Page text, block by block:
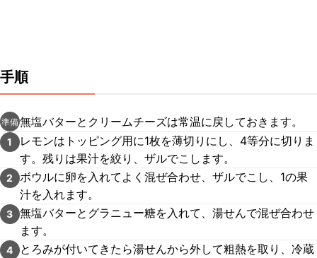
手順
準備無塩バターとクリームチーズは常温に戻しておきます。
1
レモンはトッピング用に1枚を薄切りにし、4等分に切りま
す。残りは果汁を絞り、ザルでこします。
2
ボウルに卵を入れてよく混ぜ合わせ、ザルでこし、1の果
汁を入れます。
3 無塩バターとグラニュー糖を入れて、湯せんで混ぜ合わせ
ます。
4
とろみが付いてきたら湯せんから外して粗熱を取り、冷蔵